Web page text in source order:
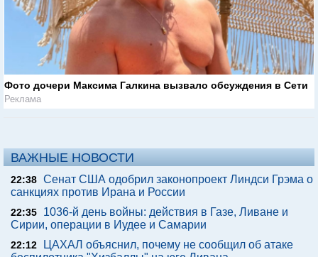
Фото дочери Максима Галкина вызвало обсуждения в Сети
Реклама
ВАЖНЫЕ НОВОСТИ
22:38 Сенат США одобрил законопроект Линдси Грэма о
санкциях против Ирана и России
22:35
1036-й день войны: действия в Газе, Ливане и
Сирии, операции в Иудее и Самарии
22:12
ЦАХАЛ объяснил, почему не сообщил об атаке